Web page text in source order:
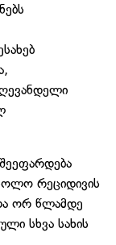
რეციდივის
ორ წლამდე
სხვა სახის